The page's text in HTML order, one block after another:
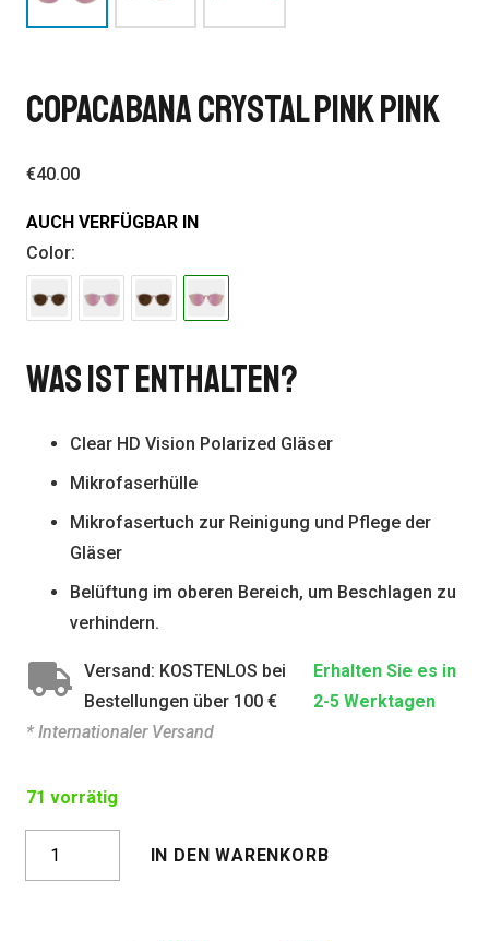
COPACABANA CRYSTAL PINK PINK
€40.00
AUCH VERFÜGBAR IN
Color:
Was Ist Enthalten?
Clear HD Vision Polarized Gläser
Mikrofaserhülle
Mikrofasertuch zur Reinigung und Pflege der
Gläser
Belüftung im oberen Bereich, um Beschlagen zu
verhindern.
Versand: KOSTENLOS bei
Bestellungen über 100 €
Erhalten Sie es in
2-5 Werktagen
* Internationaler Versand
71 vorrätig
COPACABANA
CRYSTAL
IN DEN WARENKORB